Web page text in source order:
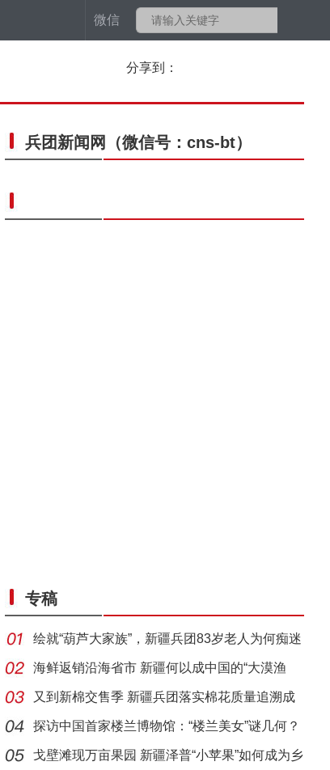
微信
分享到：
兵团新闻网 （微信号：cns-bt）
专稿
绘就“葫芦大家族”，新疆兵团83岁老人为何痴迷
烙
海鲜返销沿海省市 新疆何以成中国的“大漠渔
乡”？
又到新棉交售季 新疆兵团落实棉花质量追溯成
效几何
探访中国首家楼兰博物馆：“楼兰美女”谜几何？
戈壁滩现万亩果园 新疆泽普“小苹果”如何成为乡